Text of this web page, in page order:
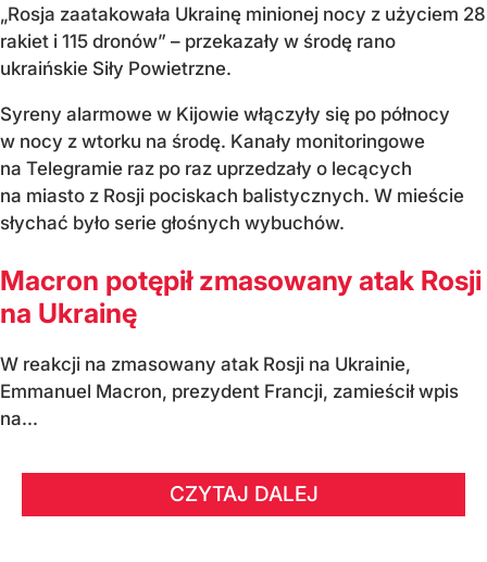
„Rosja zaatakowała Ukrainę minionej nocy z użyciem 28
rakiet i 115 dronów” – przekazały w środę rano
ukraińskie Siły Powietrzne.
Syreny alarmowe w Kijowie włączyły się po północy
w nocy z wtorku na środę. Kanały monitoringowe
na Telegramie raz po raz uprzedzały o lecących
na miasto z Rosji pociskach balistycznych. W mieście
słychać było serie głośnych wybuchów.
Macron potępił zmasowany atak Rosji
na Ukrainę
W reakcji na zmasowany atak Rosji na Ukrainie,
Emmanuel Macron, prezydent Francji, zamieścił wpis
na...
CZYTAJ DALEJ